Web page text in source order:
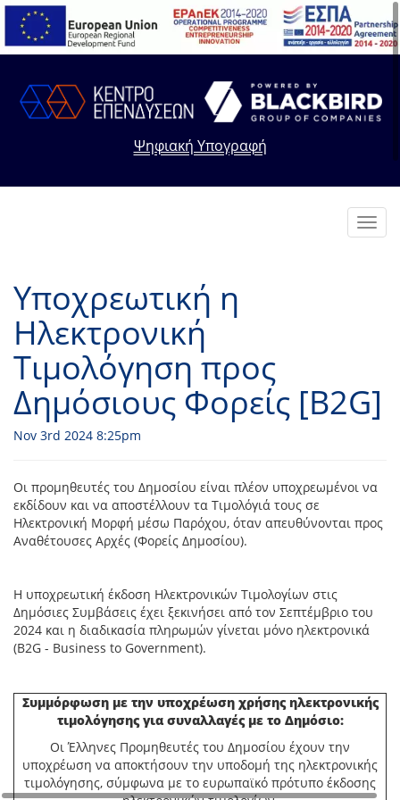
Ψηφιακή Υπογραφή
Υποχρεωτική η
Ηλεκτρονική
Τιμολόγηση προς
Δημόσιους Φορείς [B2G]
Nov 3rd 2024 8:25pm
Οι προμηθευτές του Δημοσίου είναι πλέον υποχρεωμένοι να
εκδίδουν και να αποστέλλουν τα Τιμολόγιά τους σε
Ηλεκτρονική Μορφή μέσω Παρόχου, όταν απευθύνονται προς
Αναθέτουσες Αρχές (Φορείς Δημοσίου).
Η υποχρεωτική έκδοση Ηλεκτρονικών Τιμολογίων στις
Δημόσιες Συμβάσεις έχει ξεκινήσει από τον Σεπτέμβριο του
2024 και η διαδικασία πληρωμών γίνεται μόνο ηλεκτρονικά
(Β2G - Business to Government).
Συμμόρφωση με την υποχρέωση χρήσης ηλεκτρονικής
τιμολόγησης για συναλλαγές με το Δημόσιο:
Οι Έλληνες Προμηθευτές του Δημοσίου έχουν την
υποχρέωση να αποκτήσουν την υποδομή της ηλεκτρονικής
τιμολόγησης, σύμφωνα με το ευρωπαϊκό πρότυπο έκδοσης